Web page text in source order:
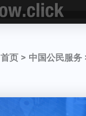
首页 > 中国公民服务